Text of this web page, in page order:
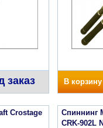
заказ В корзину
Crostage
Спиннинг
CRK-902L